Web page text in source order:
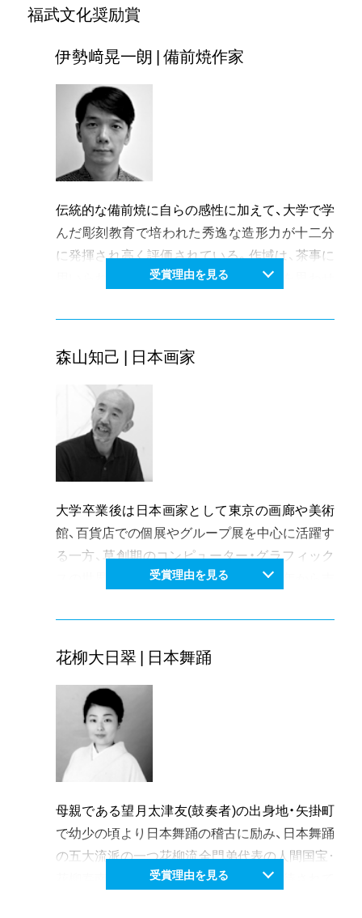
している。岡山県が誇る伝統的な焼き物である
備前焼作家として、永年にわたり国内外で活躍
し、後に続く若手備前焼作家に与えた影響は大き
く、現代備前焼をリードする陶芸家として、全国
的に高い評価を得ている。
福武文化奨励賞
伊勢﨑晃一朗 | 備前焼作家
伝統的な備前焼に自らの感性に加えて、大学で学
んだ彫刻教育で培われた秀逸な造形力が十二分
に発揮され高く評価されている。作域は、茶事に
用いられる茶盌から古代の有機生命体を思わせ
モダンさを加えた、新たな備前の世界が広がって
いる。伝統を受け入れつつ、新しい何を加えるこ
とができるのか、深く問い続ける真摯な姿勢は、
現代備前焼の将来を切り開く旗手として今後ま
すますの活躍が期待される。
受賞理由を見る
森山知己 | 日本画家
大学卒業後は日本画家として東京の画廊や美術
館、百貨店での個展やグループ展を中心に活躍す
る一方、草創期のコンピューター・グラフィック
スの世界でも評価を受けている。平成8年から吉
制作や美術館での講演、ワークショップ等多数実
施。近年は岡山県天神山文化プラザで企画・運営
に携わるなど岡山県の文化芸術全体の発展・普及
にも努めている。日本画家であると同時に描法
や画材、描画道具の研究を進めてきた研究者でも
ある。特に全国的に注目された尾形光琳作「紅白
梅図屏風」の再現が高い評価を得た。
受賞理由を見る
花柳大日翠 | 日本舞踊
母親である望月太津友(鼓奏者)の出身地・矢掛町
で幼少の頃より日本舞踊の稽古に励み、日本舞踊
の五大流派の一つ花柳流全門弟代表の人間国宝･
花柳寿南海に師事し、現在最も飛躍が期待されて
受賞理由を見る